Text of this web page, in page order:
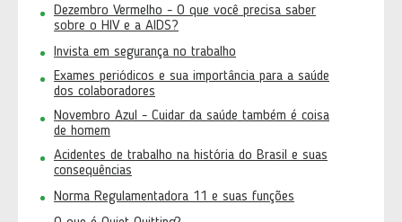
Dezembro Vermelho - O que você precisa saber
sobre o HIV e a AIDS?
Invista em segurança no trabalho
Exames periódicos e sua importância para a saúde
dos colaboradores
Novembro Azul - Cuidar da saúde também é coisa
de homem
Acidentes de trabalho na história do Brasil e suas
consequências
Norma Regulamentadora 11 e suas funções